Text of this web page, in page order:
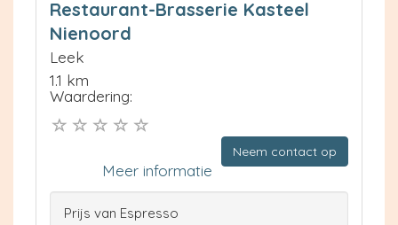
Restaurant-Brasserie Kasteel
Nienoord
Leek
1.1 km
Waardering:
Neem contact op
Meer informatie
Prijs van Espresso